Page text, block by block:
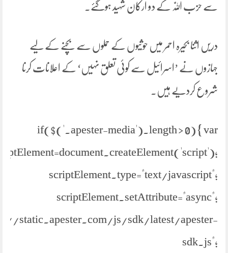
سے حزب اللّٰہ کے دو ارکان شہید ہوگئے۔
دریں اثنا بحیرہ احمر میں حوثیوں کے حملوں سے بچنے کے لیے
جہازوں نے ’اسرائیل سے کوئی تعلق نہیں‘ کے اعلانات کرنا
شروع کردیے ہیں۔
if($('.apester-media').length > 0) { var
scriptElement.type="text/javascript";
scriptElement.setAttribute="async";
static.apester.com/js/sdk/latest/apester-
sdk.js";